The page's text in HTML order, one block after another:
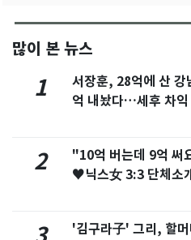
많이 본 뉴스
1
서장훈, 28억에 산 강
억 내놨다…세후 차
2
"10억 버는데 9억
♥닉스女 3:3 단체소
'김구라子' 그리, 할머